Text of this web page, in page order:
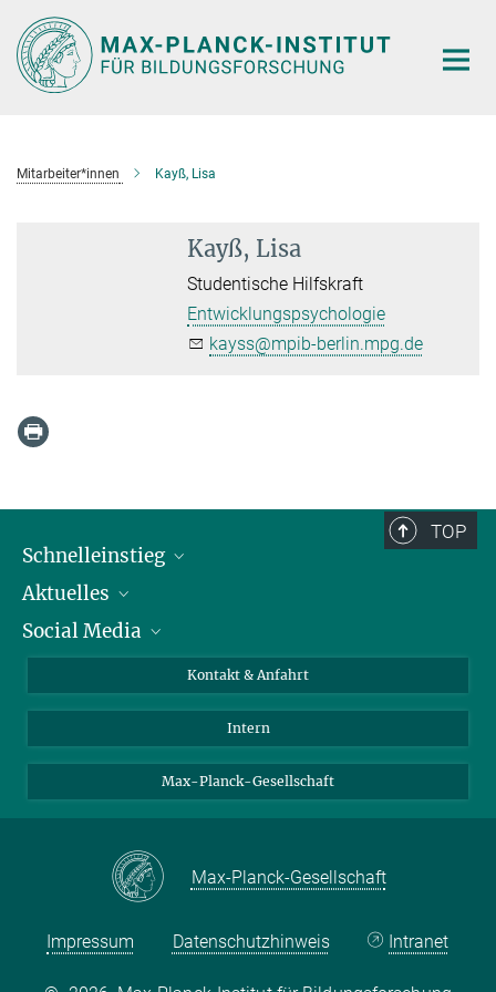
Hauptinhalt
Mitarbeiter*innen Kayß, Lisa
Kayß, Lisa
Studentische Hilfskraft
Entwicklungspsychologie
kayss@mpib-berlin.mpg.de
TOP
Schnelleinstieg
Personen
Pressebereich
Aktuelles
Stellenangebote
Social Media
LinkedIn
Kontakt & Anfahrt
Intern
Max-Planck-Gesellschaft
Max-Planck-Gesellschaft
Impressum Datenschutzhinweis Intranet